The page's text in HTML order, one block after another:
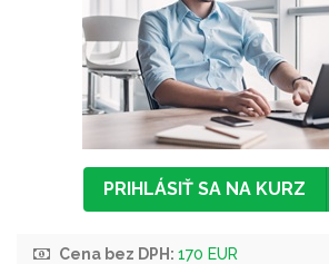
PRIHLÁSIŤ SA NA KURZ
Cena bez DPH: 170 EUR